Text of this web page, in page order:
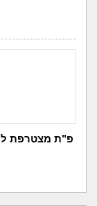
פ"ת מצטרפת